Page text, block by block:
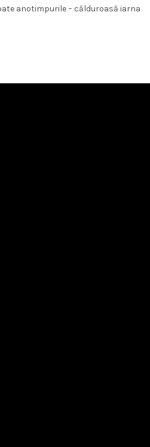
anotimpurile – călduroasă iarna